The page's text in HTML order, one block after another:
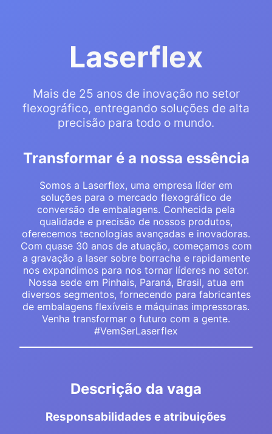
Laserflex
Mais de 25 anos de inovação no setor
flexográfico, entregando soluções de alta
precisão para todo o mundo.
Transformar é a nossa essência
Somos a Laserflex, uma empresa líder em
soluções para o mercado flexográfico de
conversão de embalagens. Conhecida pela
qualidade e precisão de nossos produtos,
oferecemos tecnologias avançadas e inovadoras.
Com quase 30 anos de atuação, começamos com
a gravação a laser sobre borracha e rapidamente
nos expandimos para nos tornar líderes no setor.
Nossa sede em Pinhais, Paraná, Brasil, atua em
diversos segmentos, fornecendo para fabricantes
de embalagens flexíveis e máquinas impressoras.
Venha transformar o futuro com a gente.
#VemSerLaserflex
Descrição da vaga
Responsabilidades e atribuições